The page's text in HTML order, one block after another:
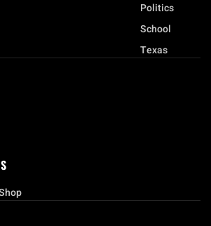
Politics
School
Texas